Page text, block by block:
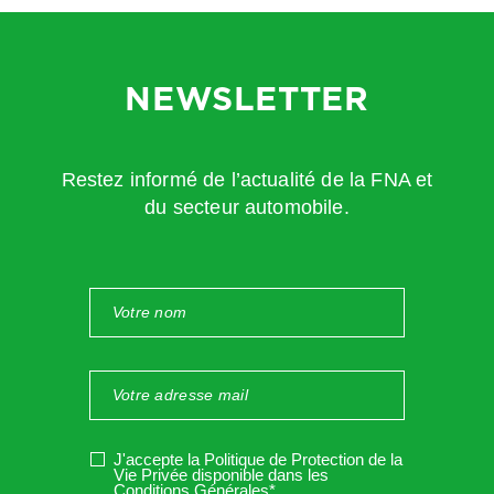
promotionnel ?
Trois messages sont possibles (en choisir un seul parmi
« Pour les trajets courts,
vélo »
« Pensez à covoiturer »
« Au quotidien, prenez les
NEWSLETTER
Restez informé de l’actualité de la FNA et
du secteur automobile.
J'accepte la Politique de Protection de la
Vie Privée disponible dans les
Conditions Générales*.